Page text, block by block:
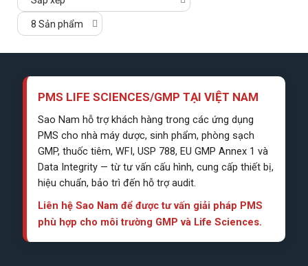
PMS LIFE SCIENCES/GMP TẠI VIỆT NAM
Sao Nam hỗ trợ khách hàng trong các ứng dụng
PMS cho nhà máy dược, sinh phẩm, phòng sạch
GMP, thuốc tiêm, WFI, USP 788, EU GMP Annex 1 và
Data Integrity — từ tư vấn cấu hình, cung cấp thiết bị,
hiệu chuẩn, bảo trì đến hỗ trợ audit.
Liên hệ Sao Nam để được tư vấn giải pháp PMS
phù hợp cho môi trường GMP và Life Sciences.